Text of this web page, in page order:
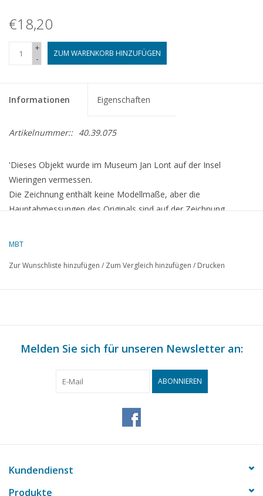
€18,20
+
-
ZUM WARENKORB HINZUFÜGEN
Informationen Eigenschaften
Artikelnummer:: 40.39.075
'Dieses Objekt wurde im Museum Jan Lont auf der Insel
Wieringen vermessen.
Die Zeichnung enthält keine Modellmaße, aber die
Hauptabmessungen des Originals sind auf der Zeichnung
MBT
Zur Wunschliste hinzufügen / Zum Vergleich hinzufügen / Drucken
Melden Sie sich für unseren Newsletter an:
ABONNIEREN
Kundendienst
Produkte